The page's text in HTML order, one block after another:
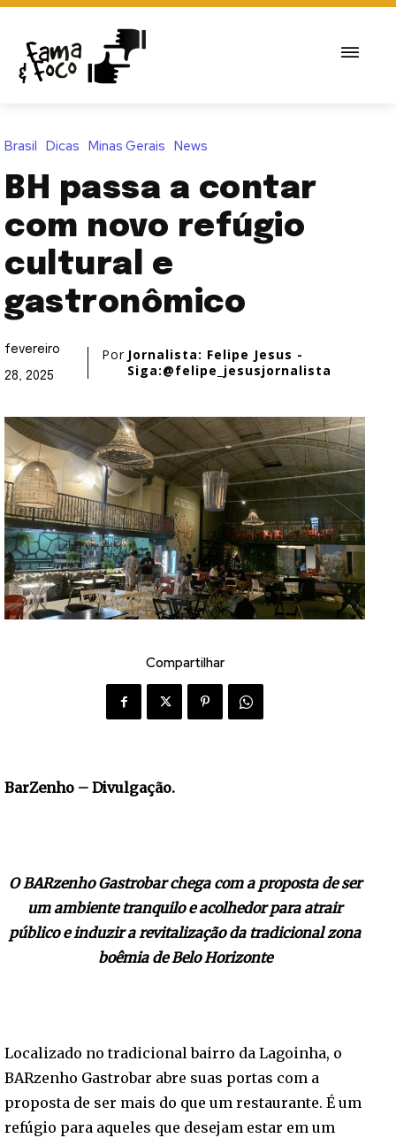
Brasil Dicas Minas Gerais News
BH passa a contar
com novo refúgio
cultural e
gastronômico
fevereiro
28, 2025
Por Jornalista: Felipe Jesus -
Siga:@felipe_jesusjornalista
Compartilhar
BarZenho – Divulgação.
O BARzenho Gastrobar chega com a proposta de ser
um ambiente tranquilo e acolhedor para atrair
público e induzir a revitalização da tradicional zona
boêmia de Belo Horizonte
Localizado no tradicional bairro da Lagoinha, o
BARzenho Gastrobar abre suas portas com a
proposta de ser mais do que um restaurante. É um
refúgio para aqueles que desejam estar em um